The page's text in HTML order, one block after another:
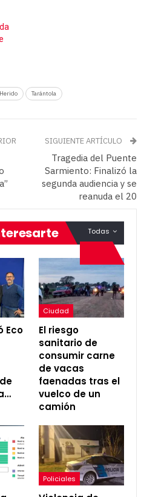
Herido Tarántola
SIGUIENTE ARTÍCULO
Tragedia del Puente
Sarmiento: Finalizó la
segunda audiencia y se
reanuda el 20
Todas
Eco
Ciudad
El riesgo
sanitario de
consumir carne
de vacas
faenadas tras el
vuelco de un
camión
Policiales